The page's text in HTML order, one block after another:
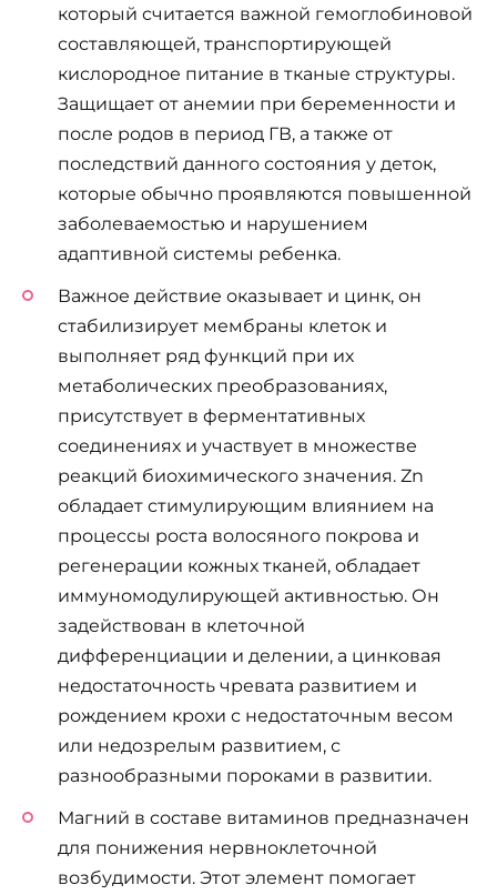
который считается важной гемоглобиновой
составляющей, транспортирующей
кислородное питание в тканые структуры.
Защищает от анемии при беременности и
после родов в период ГВ, а также от
последствий данного состояния у деток,
которые обычно проявляются повышенной
заболеваемостью и нарушением
адаптивной системы ребенка.
Важное действие оказывает и цинк, он
стабилизирует мембраны клеток и
выполняет ряд функций при их
метаболических преобразованиях,
присутствует в ферментативных
соединениях и участвует в множестве
реакций биохимического значения. Zn
обладает стимулирующим влиянием на
процессы роста волосяного покрова и
регенерации кожных тканей, обладает
иммуномодулирующей активностью. Он
задействован в клеточной
дифференциации и делении, а цинковая
недостаточность чревата развитием и
рождением крохи с недостаточным весом
или недозрелым развитием, с
разнообразными пороками в развитии.
Магний в составе витаминов предназначен
для понижения нервноклеточной
возбудимости. Этот элемент помогает